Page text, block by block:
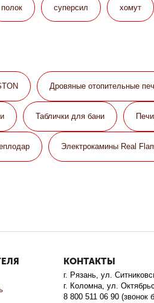
полок суперсил хомут
Дровяные отопительные
Таблички для бани
Электрокамины Real
КОНТАКТЫ
г. Рязань, ул.
г. Коломна, ул.
8 800 511 06 90 (звонок